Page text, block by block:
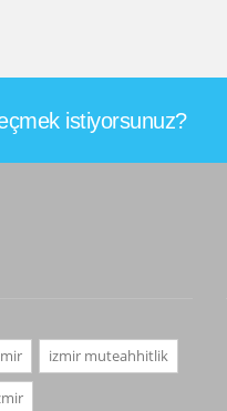
istiyorsunuz?
izmir muteahhitlik